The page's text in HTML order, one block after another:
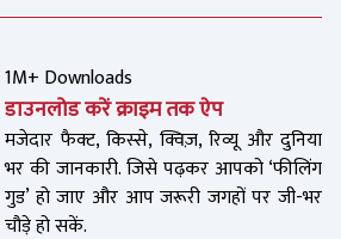
1M+ Downloads
डाउनलोड करें क्राइम तक ऐप
मजेदार फैक्ट, किस्से, क्विज़, रिव्यू और दुनिया
भर की जानकारी. जिसे पढ़कर आपको ‘फीलिंग
गुड’ हो जाए और आप जरूरी जगहों पर जी-भर
चौड़े हो सकें.